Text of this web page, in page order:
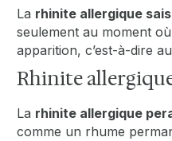
La rhinite allergique
seulement au moment
apparition, c’est-à-dire
Rhinite
La rhinite allergique
comme un rhume